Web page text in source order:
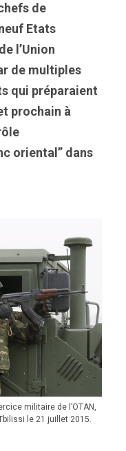
de
Etats
l’Union
de multiples
qui préparaient
prochain à
oriental” dans
militaire de l’OTAN,
le 21 juillet 2015.